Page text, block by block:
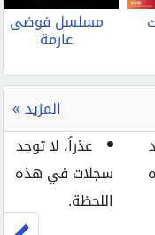
مسلسل فوضى
عارمة
المزيد »
عذراً، لا توجد
سجلات في هذه
اللحظة.